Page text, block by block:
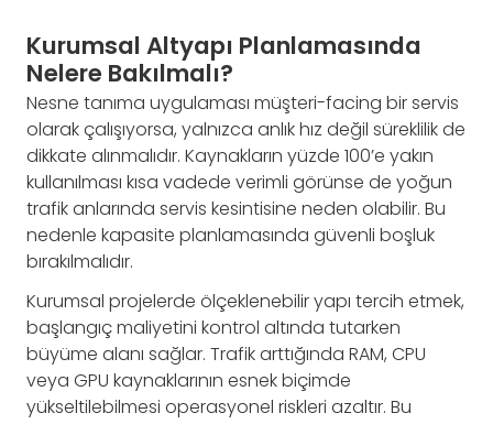
Kurumsal Altyapı Planlamasında
Nelere Bakılmalı?
Nesne tanıma uygulaması müşteri-facing bir servis
olarak çalışıyorsa, yalnızca anlık hız değil süreklilik de
dikkate alınmalıdır. Kaynakların yüzde 100’e yakın
kullanılması kısa vadede verimli görünse de yoğun
trafik anlarında servis kesintisine neden olabilir. Bu
nedenle kapasite planlamasında güvenli boşluk
bırakılmalıdır.
Kurumsal projelerde ölçeklenebilir yapı tercih etmek,
başlangıç maliyetini kontrol altında tutarken
büyüme alanı sağlar. Trafik arttığında RAM, CPU
veya GPU kaynaklarının esnek biçimde
yükseltilebilmesi operasyonel riskleri azaltır. Bu